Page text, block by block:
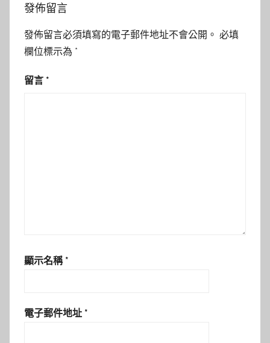
發佈留言
發佈留言必須填寫的電子郵件地址不會公開。 必填
欄位標示為 *
留言 *
顯示名稱 *
電子郵件地址 *